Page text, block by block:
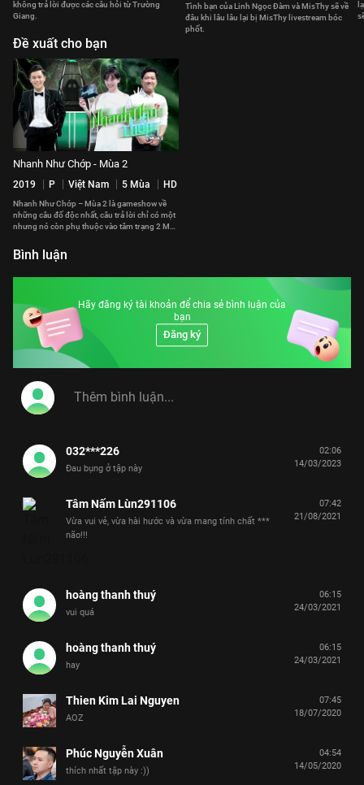
không trả lời được các câu hỏi từ Trường
Giang.
Tình bạn của Linh Ngọc Đàm và MisThy sẽ về
đâu khi lâu lâu lại bị MisThy livestream bóc
phốt.
Đề xuất cho bạn
Nhanh Như Chớp - Mùa 2
2019 P Việt Nam 5 Mùa HD
Nhanh Như Chớp – Mùa 2 là gameshow về
những câu đố độc nhất, câu trả lời chỉ có một
nhưng nó còn phụ thuộc vào tâm trạng 2 MC
Bình luận
Hãy đăng ký tài khoản để chia sẻ bình luận của
bạn
Đăng ký
032***226
Đau bụng ở tập này
02:06
14/03/2023
Tâm Nấm Lùn291106
Vừa vui vẻ, vừa hài hước và vừa mang tính chất ***
não!!!
07:42
21/08/2021
hoàng thanh thuý
vui quá
06:15
24/03/2021
hoàng thanh thuý
hay
06:15
24/03/2021
Thien Kim Lai Nguyen
AOZ
07:45
18/07/2020
Phúc Nguyễn Xuân
thích nhất tập này :))
04:54
14/05/2020